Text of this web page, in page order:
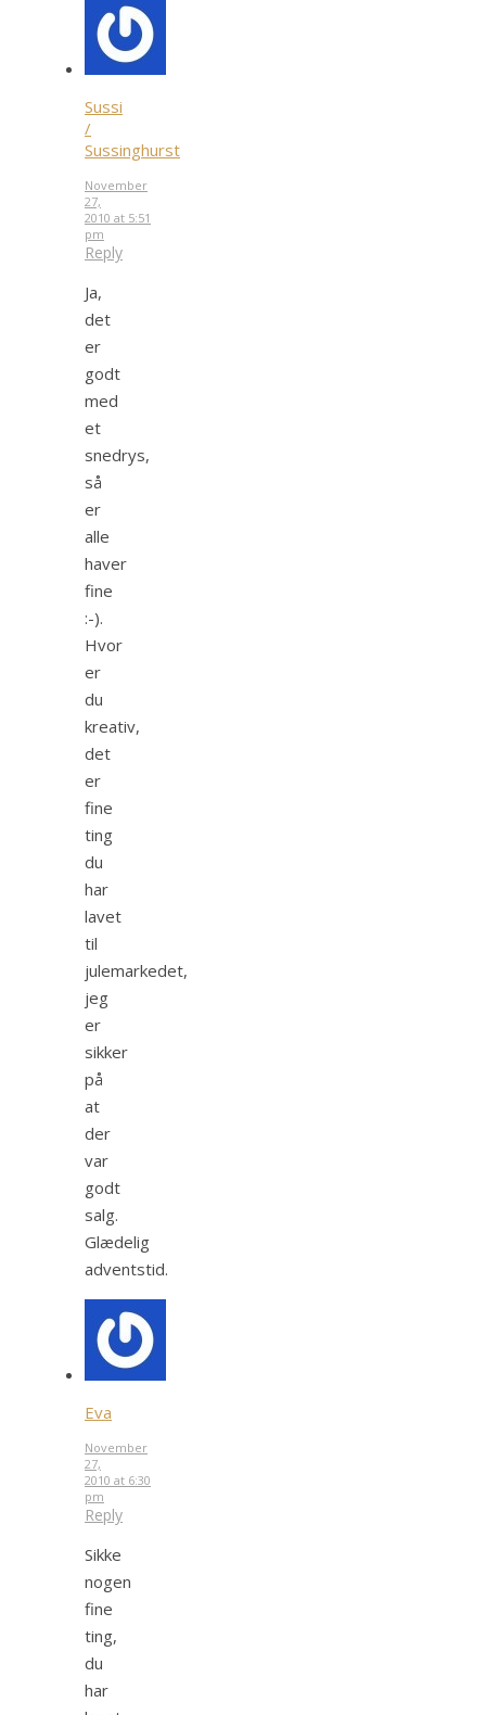
Sussi
/
Sussinghurst
November
27,
2010 at 5:51
pm
Reply
Ja,
det
er
godt
med
et
snedrys,
så
er
alle
haver
fine
:-).
Hvor
er
du
kreativ,
det
er
fine
ting
du
har
lavet
til
julemarkedet,
jeg
er
sikker
på
at
der
var
godt
salg.
Glædelig
adventstid.
Eva
November
27,
2010 at 6:30
pm
Reply
Sikke
nogen
fine
ting,
du
har